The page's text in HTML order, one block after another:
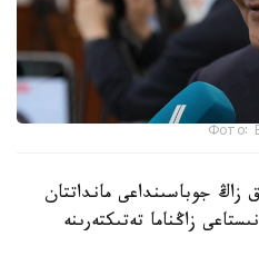
Фото:
زاڭ جوباسىنداعى مانداتتان
زاڭناما تەتىكتەرىنە